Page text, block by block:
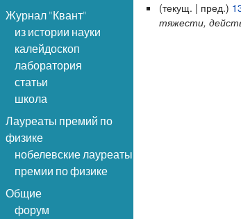
Журнал "Квант"
из истории науки
калейдоскоп
лаборатория
статьи
школа
Лауреаты премий по
физике
нобелевские лауреаты
премии по физике
Общие
форум
(текущ. | пред.)
тяжести,